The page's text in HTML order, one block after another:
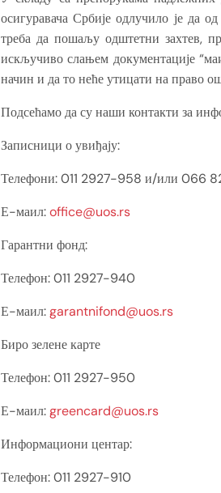
осигуравача Србије одлучило је да
треба да пошаљу одштетни захтев,
искључиво слањем документације
начин и да то неће утицати на право
Подсећамо да су наши контакти за
Записници о увиђају:
Телефони: 011 2927-958 и/или 066
Е-маил:office@uos.rs
Гарантни фонд:
Телефон: 011 2927-940
Е-маил:garantnifond@uos.rs
Биро зелене карте
Телефон: 011 2927-950
Е-маил:greencard@uos.rs
Информациони центар:
Телефон: 011 2927-910